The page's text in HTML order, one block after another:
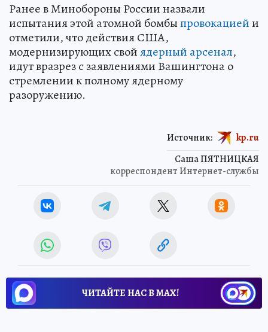
Ранее в Минобороны России назвали
испытания этой атомной бомбыпровокациейи
отметили, что действия США,
модернизирующих свойядерный арсенал,
идут вразрез с заявлениями Вашингтона о
стремлении к полному ядерному
разоружению.
Саша ПЯТНИЦКАЯ
корреспондент Интернет-службы
Источник: kp.ru
ЧИТАЙТЕ НАС В МАХ!